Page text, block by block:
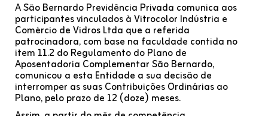
A São Bernardo Previdência Privada comunica aos
participantes vinculados à Vitrocolor Indústria e
Comércio de Vidros Ltda que a referida
patrocinadora, com base na faculdade contida no
item 11.2 do Regulamento do Plano de
Aposentadoria Complementar São Bernardo,
comunicou a esta Entidade a sua decisão de
interromper as suas Contribuições Ordinárias ao
Plano, pelo prazo de 12 (doze) meses.